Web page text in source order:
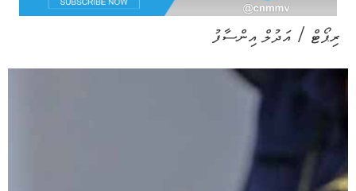
ރިޕޯޓް / އަދުލް އިންސާފު